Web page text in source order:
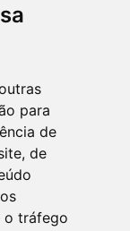
para
de
de
o tráfego